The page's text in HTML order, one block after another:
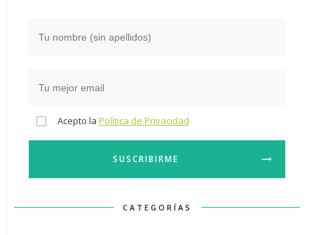
Acepto la Política de Privacidad
SUSCRIBIRME
CATEGORÍAS